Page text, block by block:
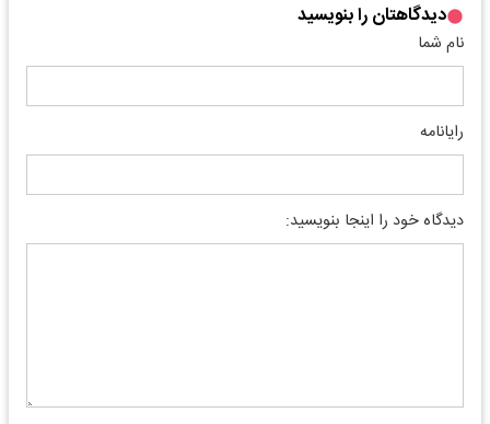
دیدگاهتان را بنویسید
نام شما
رایانامه
دیدگاه خود را اینجا بنویسید: